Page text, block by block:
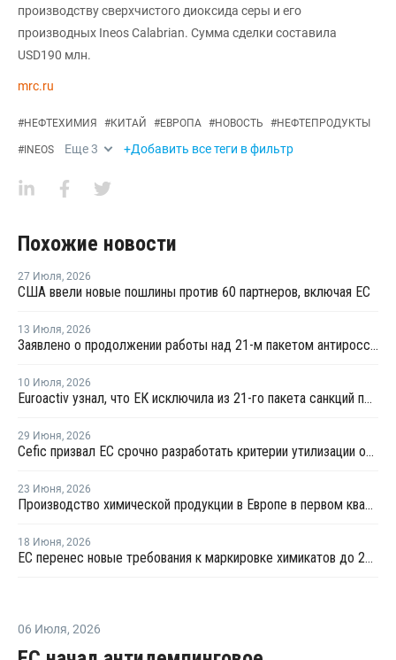
производству сверхчистого диоксида серы и его
производных Ineos Calabrian. Сумма сделки составила
USD190 млн.
mrc.ru
#НЕФТЕХИМИЯ #КИТАЙ #ЕВРОПА #НОВОСТЬ #НЕФТЕПРОДУКТЫ
#INEOS Еще3 +Добавить все теги в фильтр
Похожие новости
27 Июля, 2026
США ввели новые пошлины против 60 партнеров, включая ЕС
13 Июля, 2026
Заявлено о продолжении работы над 21-м пакетом антироссийских санкций
10 Июля, 2026
Euroactiv узнал, что ЕК исключила из 21-го пакета санкций против России
29 Июня, 2026
Сefic призвал ЕС срочно разработать критерии утилизации отходов методом химпереработки
23 Июня, 2026
Производство химической продукции в Европе в первом квартале сократилось на 3,2% — Cefic
18 Июня, 2026
ЕС перенес новые требования к маркировке химикатов до 2030 года
06 Июля, 2026